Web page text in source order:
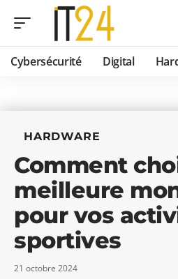
Cybersécurité Digital
HARDWARE
Comment
meilleure
pour vos
sportives
21 octobre 2024